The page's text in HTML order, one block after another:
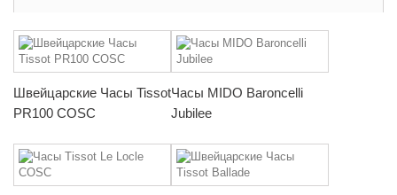
Швейцарские Часы Tissot
PR100 COSC
Часы MIDO Baroncelli
Jubilee